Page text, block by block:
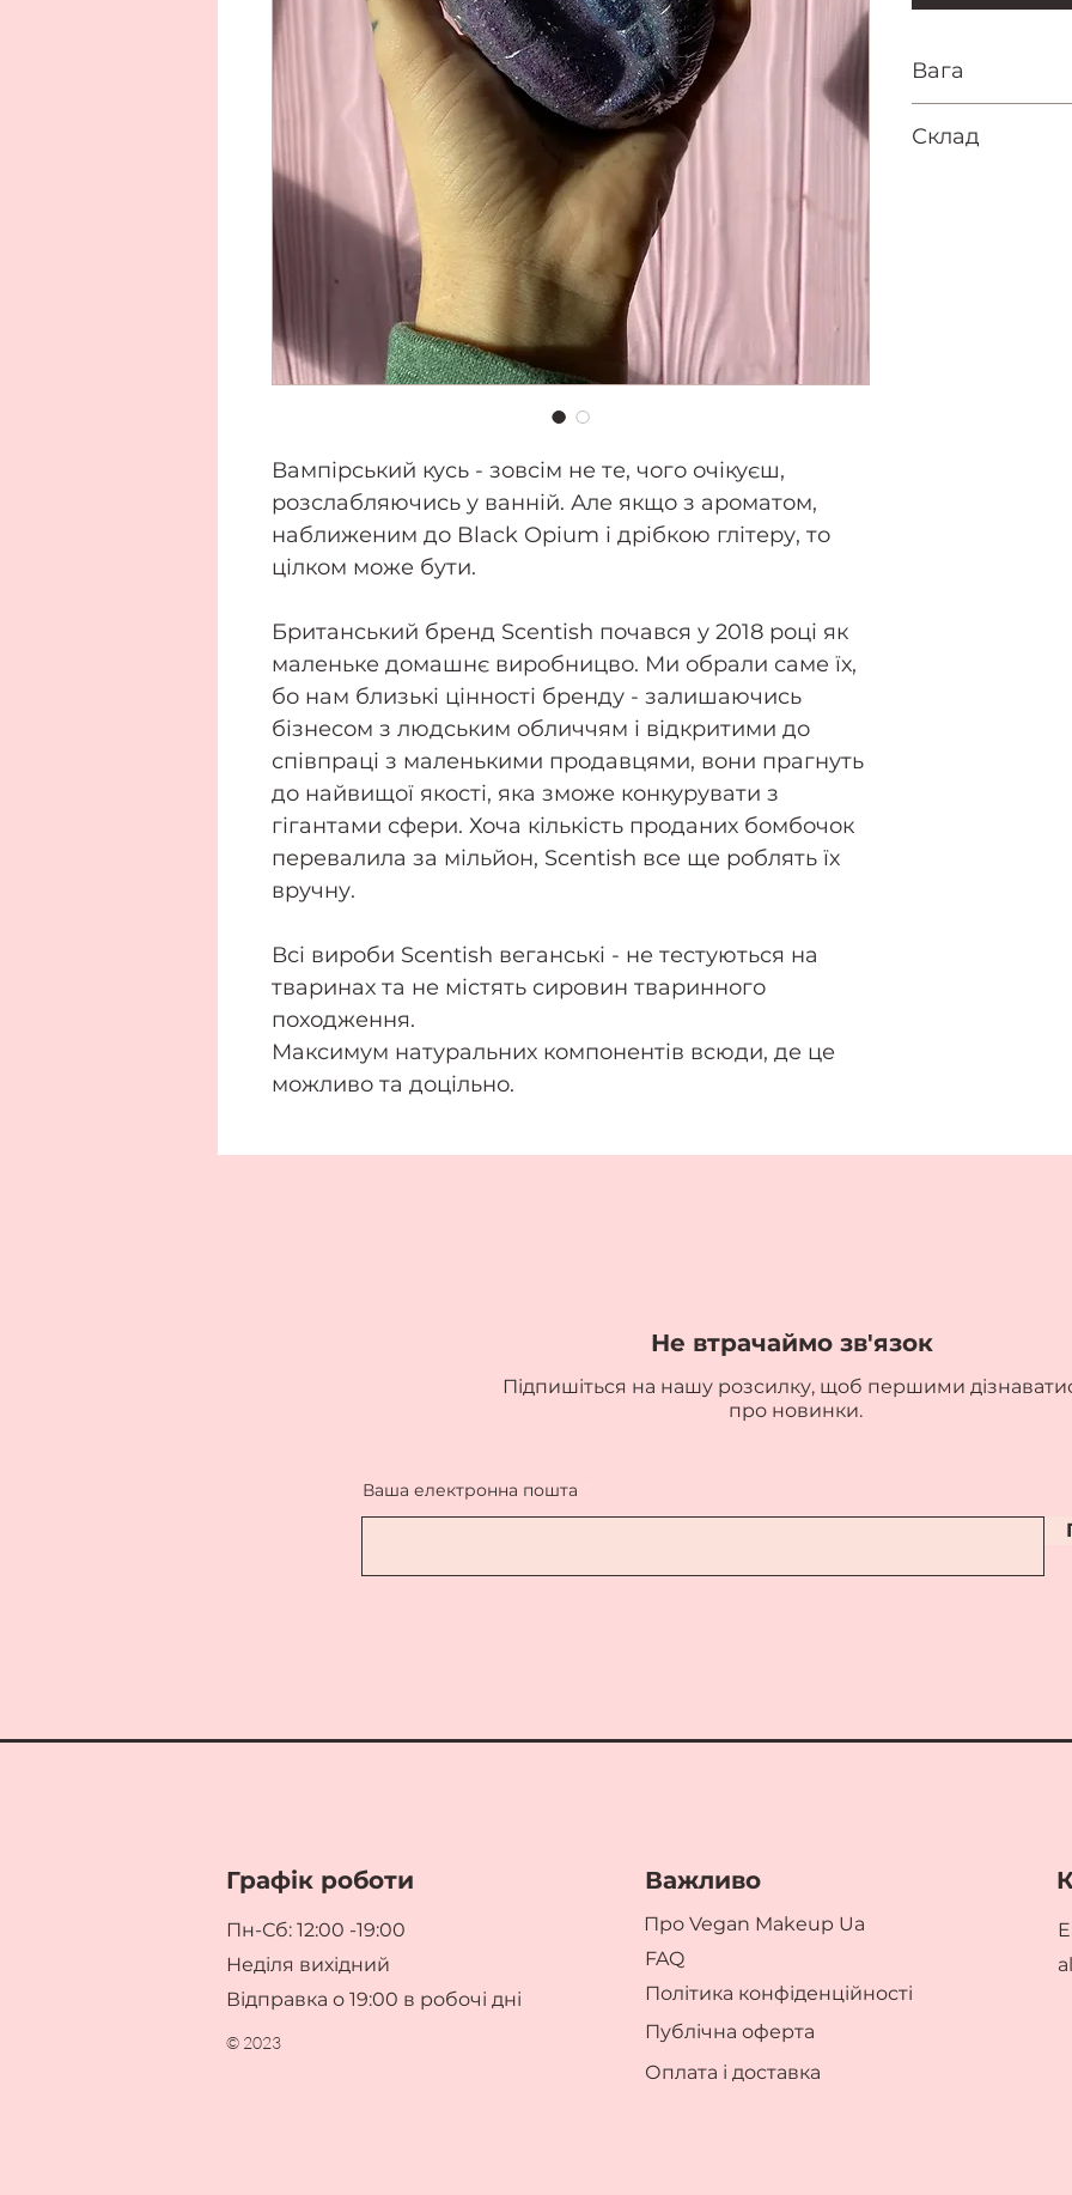
Вампірський кусь - зовсім не те, чого очікуєш,
розслабляючись у ванній. Але якщо з ароматом,
наближеним до Black Opium і дрібкою глітеру, то
цілком може бути.
Британський бренд Scentish почався у 2018 році як
маленьке домашнє виробницво. Ми обрали саме їх,
бо нам близькі цінності бренду - залишаючись
бізнесом з людським обличчям і відкритими до
співпраці з маленькими продавцями, вони прагнуть
до найвищої якості, яка зможе конкурувати з
гігантами сфери. Хоча кількість проданих бомбочок
перевалила за мільйон, Scentish все ще роблять їх
вручну.
Всі вироби Scentish веганські - не тестуються на
тваринах та не містять сировин тваринного
походження.
Максимум натуральних компонентів всюди, де це
можливо та доцільно.
Вага
Склад
Не втрачаймо зв'язок
Підпишіться на нашу розсилку, щоб першими
про новинки.
Ваша електронна пошта
Графік роботи
Пн-Сб: 12:00 -19:00
Неділя вихідний
Відправка о 19:00 в робочі дні
© 2023
Важливо
Про Vegan Makeup Ua
FAQ
Публічна оферта
Політика конфіденційності
Оплата і доставка